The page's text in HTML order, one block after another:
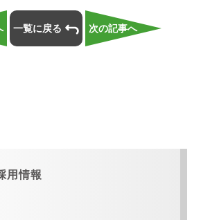
一覧に戻る 次の記事へ
用情報